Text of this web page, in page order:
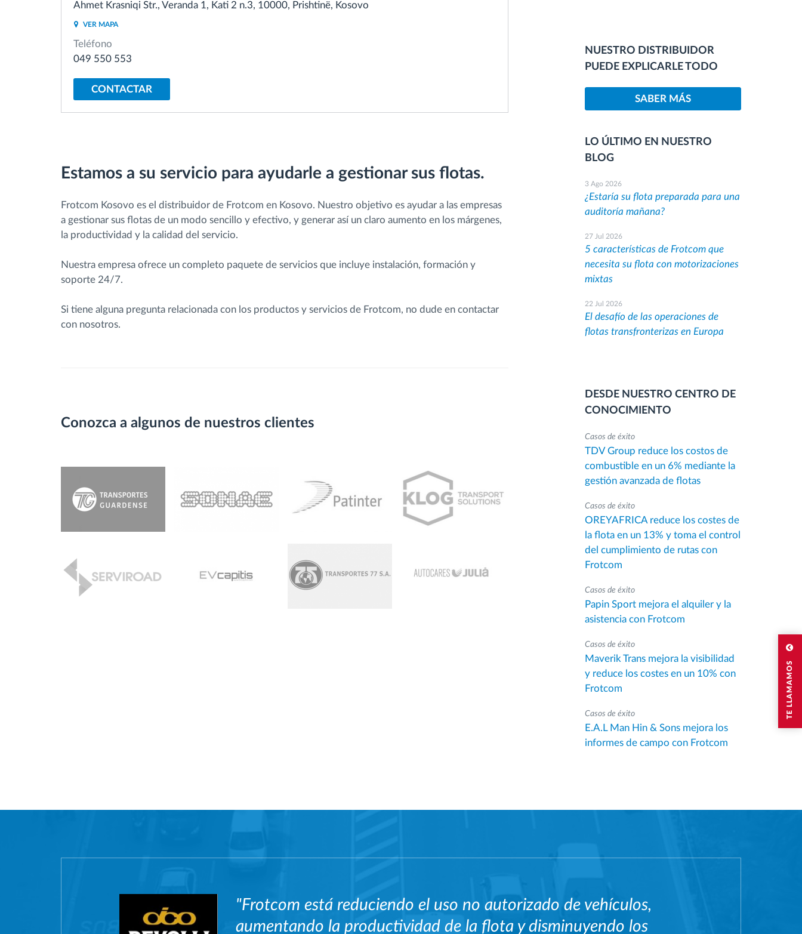
TE LLAMAMOS
Control de acceso
Gestión de combustible
Planificación y seguimiento de rutas
Descubrir todas las características
Ahmet Krasniqi Str., Veranda 1, Kati 2 n.3, 10000, Prishtinë, Kosovo
VER MAPA
Teléfono
049 550 553
CONTACTAR
Estamos a su servicio para ayudarle a gestionar sus flotas.
Frotcom Kosovo es el distribuidor de Frotcom en Kosovo. Nuestro objetivo es ayudar a las empresas
a gestionar sus flotas de un modo sencillo y efectivo, y generar así un claro aumento en los márgenes,
la productividad y la calidad del servicio.
Nuestra empresa ofrece un completo paquete de servicios que incluye instalación, formación y
soporte 24/7.
Si tiene alguna pregunta relacionada con los productos y servicios de Frotcom, no dude en contactar
con nosotros.
Conozca a algunos de nuestros clientes
NUESTRO DISTRIBUIDOR
PUEDE EXPLICARLE TODO
SABER MÁS
LO ÚLTIMO EN NUESTRO
BLOG
3 Ago 2026
¿Estaría su flota preparada para una
auditoría mañana?
27 Jul 2026
5 características de Frotcom que
necesita su flota con motorizaciones
mixtas
22 Jul 2026
El desafío de las operaciones de
flotas transfronterizas en Europa
DESDE NUESTRO CENTRO DE
CONOCIMIENTO
Casos de éxito
TDV Group reduce los costos de
combustible en un 6% mediante la
gestión avanzada de flotas
Casos de éxito
OREYAFRICA reduce los costes de
la flota en un 13% y toma el control
del cumplimiento de rutas con
Frotcom
Casos de éxito
Papin Sport mejora el alquiler y la
asistencia con Frotcom
Casos de éxito
Maverik Trans mejora la visibilidad
y reduce los costes en un 10% con
Frotcom
Casos de éxito
E.A.L Man Hin & Sons mejora los
informes de campo con Frotcom
"Frotcom está reduciendo el uso no autorizado de vehículos,
aumentando la productividad de la flota y disminuyendo los